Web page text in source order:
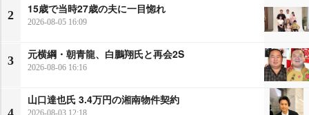
2
15歳で当時27歳の夫に一目惚れ
2026-08-05 16:09
3
元横綱・朝青龍、白鵬翔氏と再会2S
2026-08-06 16:16
山口達也氏 3.4万円の湘南物件契約
2026-08-03 12:18